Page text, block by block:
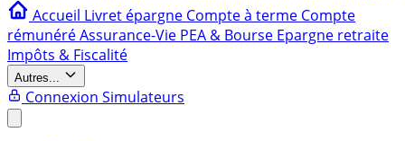
Accueil Livret épargne Compte à terme Compte
rémunéréAssurance-Vie PEA & Bourse Epargne retraite
Impôts & Fiscalité
Autres...
Connexion Simulateurs